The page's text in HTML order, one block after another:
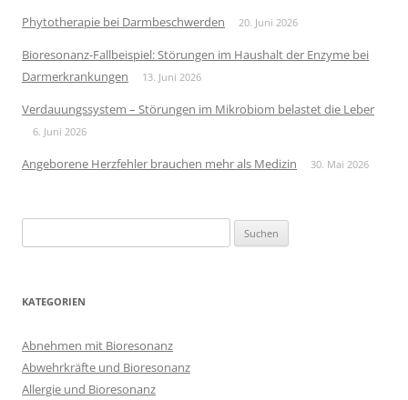
Phytotherapie bei Darmbeschwerden 20. Juni 2026
Bioresonanz-Fallbeispiel: Störungen im Haushalt der Enzyme bei
Darmerkrankungen
13. Juni 2026
Verdauungssystem – Störungen im Mikrobiom belastet die Leber
6. Juni 2026
Angeborene Herzfehler brauchen mehr als Medizin 30. Mai 2026
nach:
KATEGORIEN
Abnehmen mit Bioresonanz
Abwehrkräfte und Bioresonanz
Allergie und Bioresonanz